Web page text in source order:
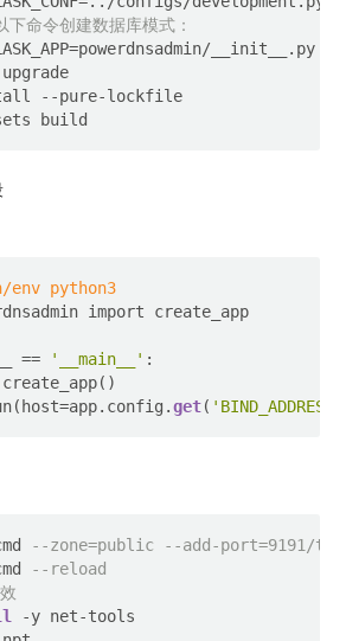
下命令创建数据库模式：
python3
== '__main__'
get( 'BIND_ADDRESS'
--zone=public --add-port=9191/
--reload